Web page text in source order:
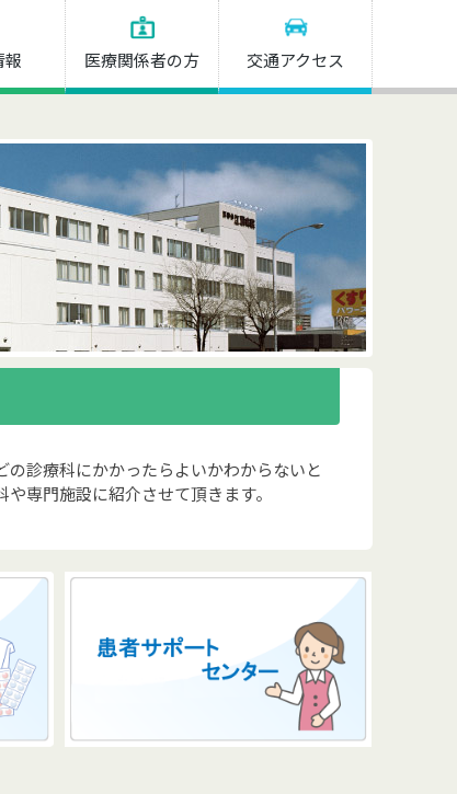
報 医療関係者の方 交通アクセス
診療科にかかったらよいかわからないと
専門施設に紹介させて頂きます。